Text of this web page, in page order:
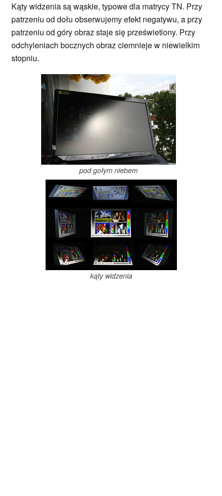
Kąty widzenia są wąskie, typowe dla matrycy TN. Przy
patrzeniu od dołu obserwujemy efekt negatywu, a przy
patrzeniu od góry obraz staje się prześwietlony. Przy
odchyleniach bocznych obraz ciemnieje w niewielkim
stopniu.
pod gołym niebem
kąty widzenia